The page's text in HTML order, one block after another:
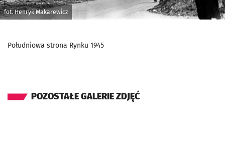
fot. Henryk Makarewicz
Południowa strona Rynku 1945
POZOSTAŁE GALERIE ZDJĘĆ